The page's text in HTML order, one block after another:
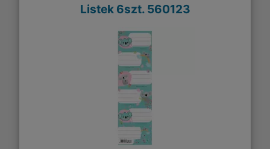
Listek 6szt. 560123